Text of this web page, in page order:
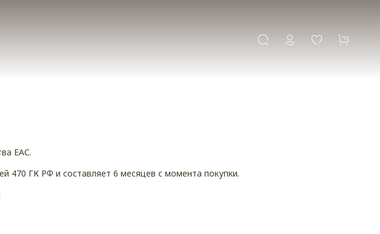
ЕАС.
470 ГК РФ и составляет 6 месяцев с момента покупки.